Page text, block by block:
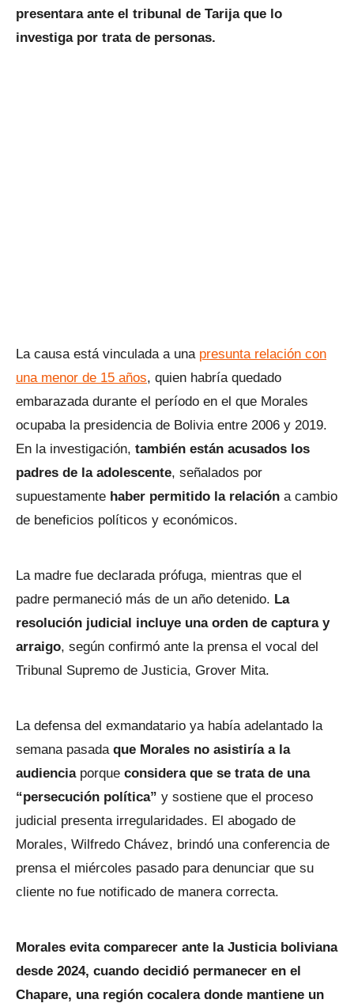
presentara ante el tribunal de Tarija que lo
investiga por trata de personas.
La causa está vinculada a una presunta relación con
una menor de 15 años, quien habría quedado
embarazada durante el período en el que Morales
ocupaba la presidencia de Bolivia entre 2006 y 2019.
En la investigación, también están acusados los
padres de la adolescente, señalados por
supuestamente haber permitido la relación a cambio
de beneficios políticos y económicos.
La madre fue declarada prófuga, mientras que el
padre permaneció más de un año detenido. La
resolución judicial incluye una orden de captura y
arraigo, según confirmó ante la prensa el vocal del
Tribunal Supremo de Justicia, Grover Mita.
La defensa del exmandatario ya había adelantado la
semana pasada que Morales no asistiría a la
audienciaporque considera que se trata de una
“persecución política” y sostiene que el proceso
judicial presenta irregularidades. El abogado de
Morales, Wilfredo Chávez, brindó una conferencia de
prensa el miércoles pasado para denunciar que su
cliente no fue notificado de manera correcta.
Morales evita comparecer ante la Justicia boliviana
desde 2024, cuando decidió permanecer en el
Chapare, una región cocalera donde mantiene un